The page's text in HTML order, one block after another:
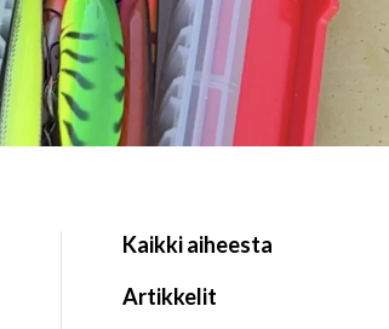
Kaikki aiheesta
Artikkelit